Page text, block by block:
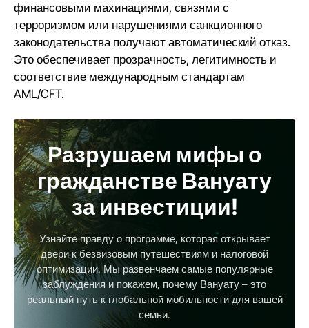
финансовыми махинациями, связями с
терроризмом или нарушениями санкционного
законодательства получают автоматический отказ.
Это обеспечивает прозрачность, легитимность и
соответствие международным стандартам
AML/CFT.
Разрушаем мифы о
гражданстве Вануату
за инвестиции!
Узнайте правду о программе, которая открывает
двери к безвизовым путешествиям и налоговой
оптимизации. Мы развенчаем самые популярные
заблуждения и покажем, почему Вануату – это
реальный путь к глобальной мобильности для вашей
семьи.